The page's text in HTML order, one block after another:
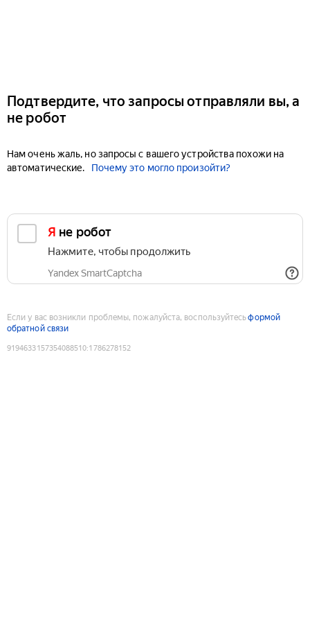
Подтвердите, что запросы отправляли вы, а
не робот
Нам очень жаль, но запросы с вашего устройства похожи на
автоматические.
Почему это могло произойти?
Я не робот
Нажмите, чтобы продолжить
Yandex SmartCaptcha
Если у вас возникли проблемы, пожалуйста, воспользуйтесьформой
обратной связи
9194633157354088510:1786278152